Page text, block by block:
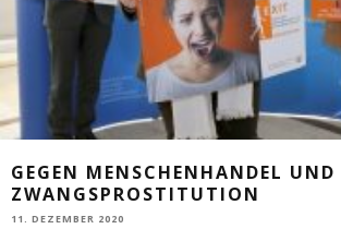
GEGEN MENSCHENHANDEL UND
ZWANGSPROSTITUTION
11. DEZEMBER 2020